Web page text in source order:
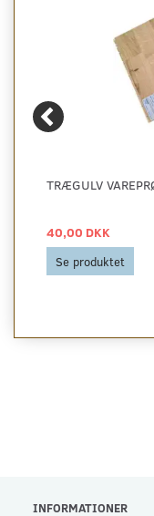
TRÆGULV
40,00 DKK
Se produktet
INFORMATIONER